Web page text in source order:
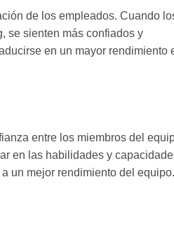
de los empleados. Cuando
se sienten más confiados y
en un mayor rendimiento
entre los miembros del
en las habilidades y
un mejor rendimiento del equipo.